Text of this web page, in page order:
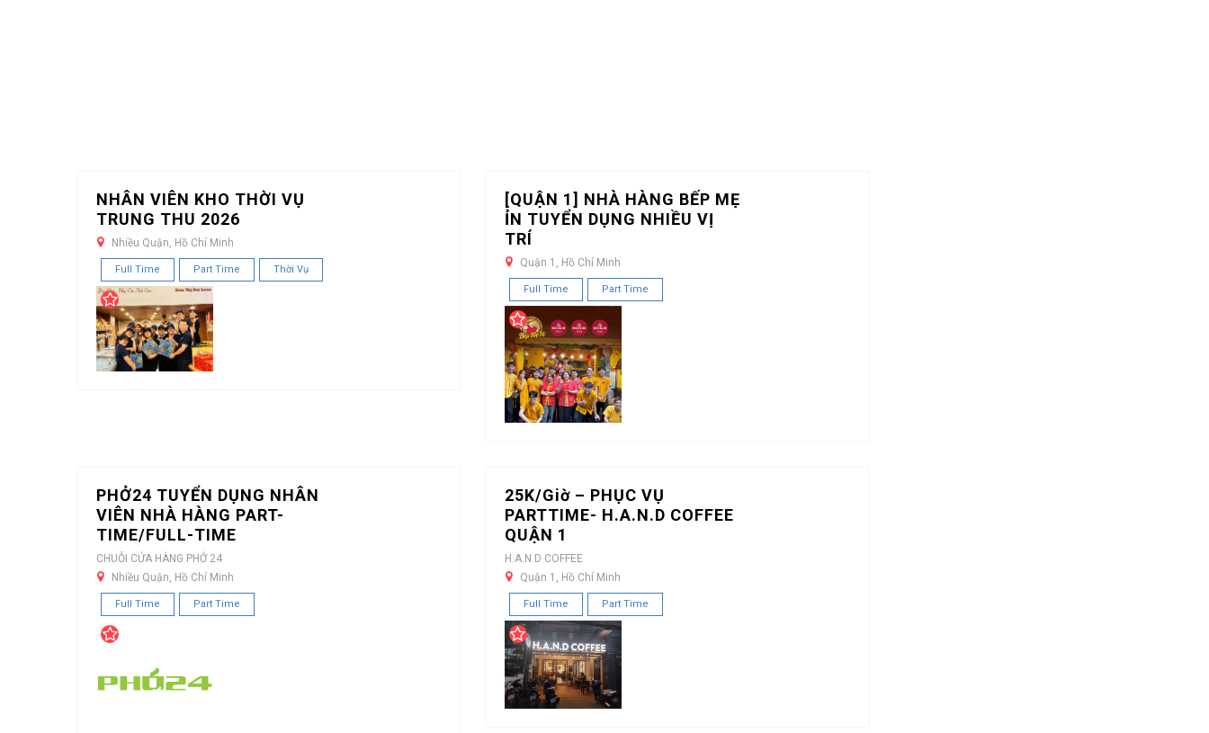
NHÂN VIÊN KHO THỜI VỤ
TRUNG THU 2026
Nhiều Quận, Hồ Chí Minh
Full Time Part Time Thời Vụ
[QUẬN 1] NHÀ HÀNG BẾP MẸ
ỈN TUYỂN DỤNG NHIỀU VỊ
TRÍ
Quận 1, Hồ Chí Minh
Full Time Part Time
PHỞ24 TUYỂN DỤNG NHÂN
VIÊN NHÀ HÀNG PART-
TIME/FULL-TIME
CHUỖI CỬA HÀNG PHỞ 24
Nhiều Quận, Hồ Chí Minh
Full Time Part Time
25K/Giờ – PHỤC VỤ
PARTTIME- H.A.N.D COFFEE
QUẬN 1
H.A.N.D COFFEE
Quận 1, Hồ Chí Minh
Full Time Part Time